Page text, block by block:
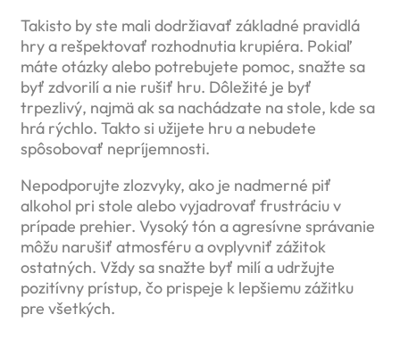
Takisto by ste mali dodržiavať základné pravidlá
hry a rešpektovať rozhodnutia krupiéra. Pokiaľ
máte otázky alebo potrebujete pomoc, snažte sa
byť zdvorilí a nie rušiť hru. Dôležité je byť
trpezlivý, najmä ak sa nachádzate na stole, kde sa
hrá rýchlo. Takto si užijete hru a nebudete
spôsobovať nepríjemnosti.
Nepodporujte zlozvyky, ako je nadmerné piť
alkohol pri stole alebo vyjadrovať frustráciu v
prípade prehier. Vysoký tón a agresívne správanie
môžu narušiť atmosféru a ovplyvniť zážitok
ostatných. Vždy sa snažte byť milí a udržujte
pozitívny prístup, čo prispeje k lepšiemu zážitku
pre všetkých.